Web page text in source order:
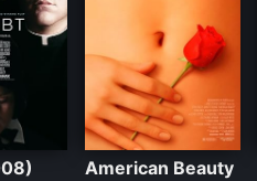
American Beauty